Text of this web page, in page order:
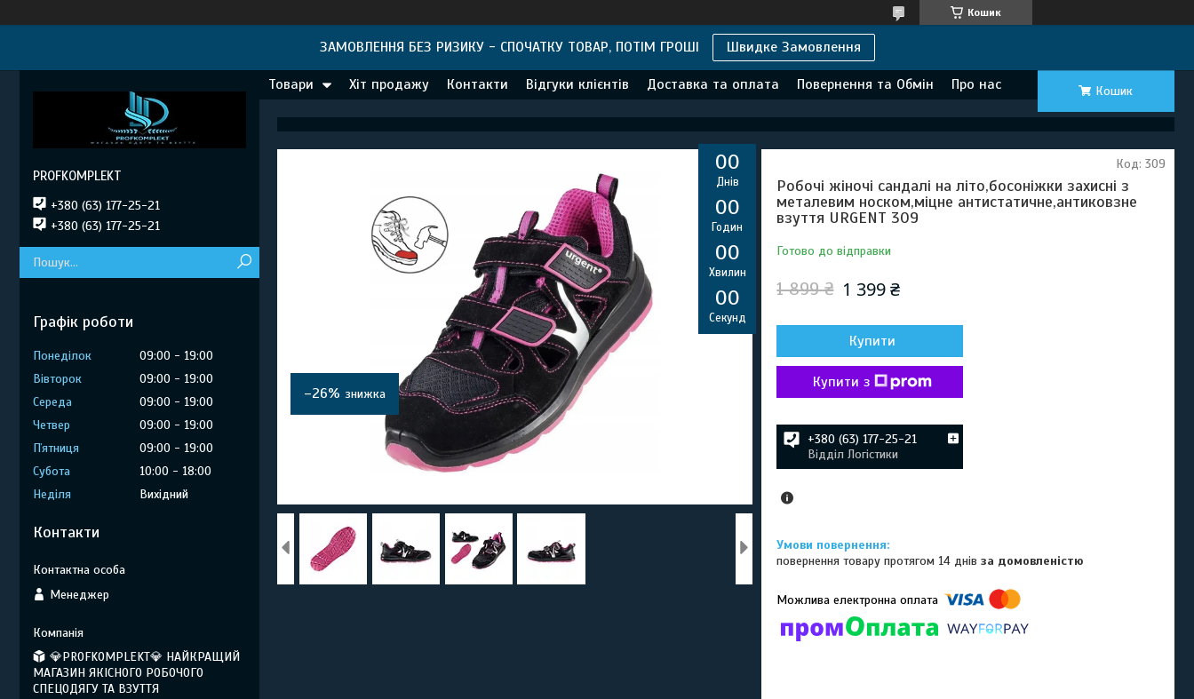
Кошик
ЗАМОВЛЕННЯ БЕЗ РИЗИКУ - СПОЧАТКУ ТОВАР, ПОТІМ ГРОШІ Швидке Замовлення
Товари Хіт продажу Контакти Відгуки клієнтів Доставка та оплата Повернення та Обмін Про нас Кошик
00
Днів
00
Годин
00
Хвилин
00
Секунд
–26%
Робочі жіночі сандалі на літо,босоніжки захисні з
металевим носком,міцне антистатичне,антиковзне
взуття URGENT 309
Готово до відправки
Код: 309
1 899 ₴ 1 399 ₴
Купити
Купити з
+380 (63) 177-25-21
Відділ Логістики
повернення товару протягом 14 днівза домовленістю
PROFKOMPLEKT
+380 (63) 177-25-21
+380 (63) 177-25-21
Графік роботи
Понеділок 09:00
19:00
Вівторок
09:00
19:00
Середа
09:00
19:00
Четвер
09:00
19:00
Пʼятниця
09:00
19:00
Субота
10:00
18:00
Неділя
Вихідний
Контакти
Менеджер
💎PROFKOMPLEKT💎 НАЙКРАЩИЙ
МАГАЗИН ЯКІСНОГО РОБОЧОГО
СПЕЦОДЯГУ ТА ВЗУТТЯ